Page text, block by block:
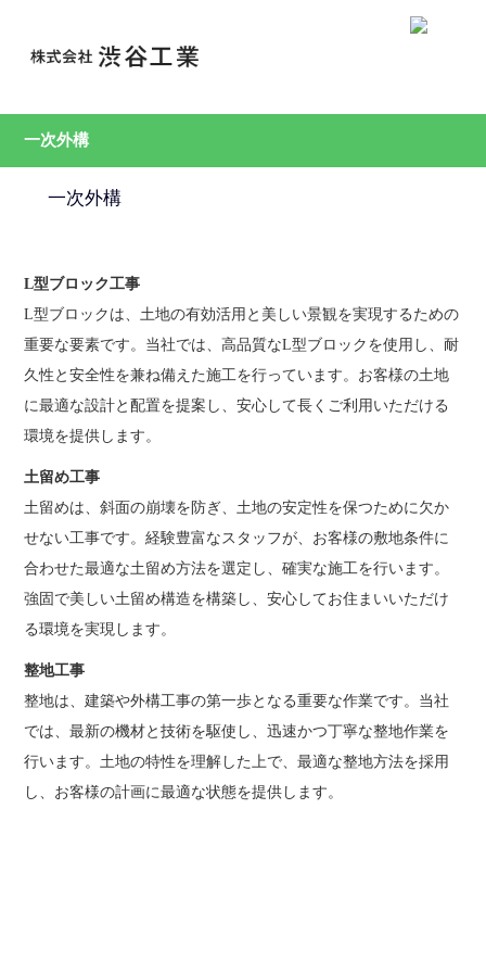
一次外構
一次外構
L型ブロック工事
L型ブロックは、土地の有効活用と美しい景観を実現するための
重要な要素です。当社では、高品質なL型ブロックを使用し、耐
久性と安全性を兼ね備えた施工を行っています。お客様の土地
に最適な設計と配置を提案し、安心して長くご利用いただける
環境を提供します。
土留め工事
土留めは、斜面の崩壊を防ぎ、土地の安定性を保つために欠か
せない工事です。経験豊富なスタッフが、お客様の敷地条件に
合わせた最適な土留め方法を選定し、確実な施工を行います。
強固で美しい土留め構造を構築し、安心してお住まいいただけ
る環境を実現します。
整地工事
整地は、建築や外構工事の第一歩となる重要な作業です。当社
では、最新の機材と技術を駆使し、迅速かつ丁寧な整地作業を
行います。土地の特性を理解した上で、最適な整地方法を採用
し、お客様の計画に最適な状態を提供します。